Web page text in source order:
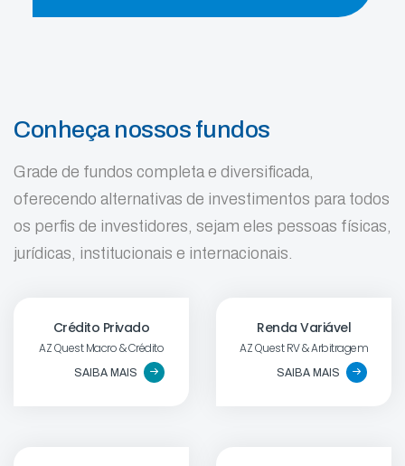
Conheça nossos fundos
Grade de fundos completa e diversificada,
oferecendo alternativas de investimentos para todos
os perfis de investidores, sejam eles pessoas físicas,
jurídicas, institucionais e internacionais.
Crédito Privado
AZ Quest Macro & Crédito
SAIBA MAIS
Renda Variável
AZ Quest RV & Arbitragem
SAIBA MAIS